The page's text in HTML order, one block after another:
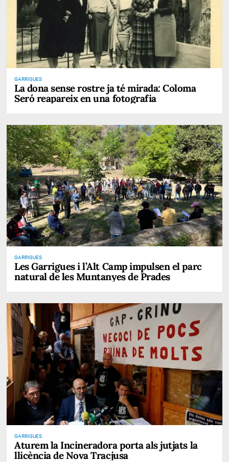
GARRIGUES
La dona sense rostre ja té mirada: Coloma
Seró reapareix en una fotografia
GARRIGUES
Les Garrigues i l’Alt Camp impulsen el parc
natural de les Muntanyes de Prades
GARRIGUES
Aturem la Incineradora porta als jutjats la
llicència de Nova Tracjusa